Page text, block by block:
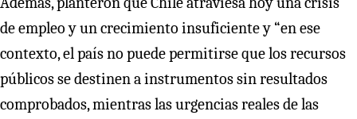
de empleo y un crecimiento insuficiente y “en ese
contexto, el país no puede permitirse que los recursos
públicos se destinen a instrumentos sin resultados
comprobados, mientras las urgencias reales de las